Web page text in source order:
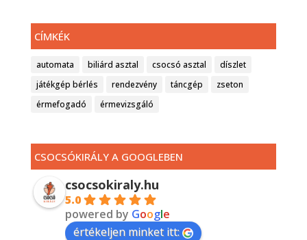
CÍMKÉK
automata biliárd asztal csocsó asztal
díszlet
játékgép bérlés
rendezvény táncgép
zseton
érmefogadó
érmevizsgáló
CSOCSÓKIRÁLY A GOOGLEBEN
csocsokiraly.hu
5.0
powered by Google
értékeljen minket itt: